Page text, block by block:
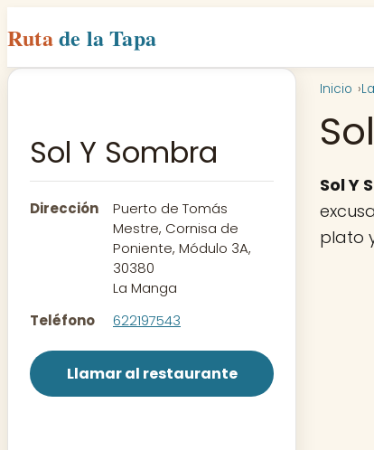
Rutade la Tapa
Sol Y Sombra
Dirección
Puerto de Tomás
Mestre, Cornisa de
Poniente, Módulo 3A,
30380
La Manga
Teléfono
622197543
Llamar al restaurante
Inicio
Sol Y
plato